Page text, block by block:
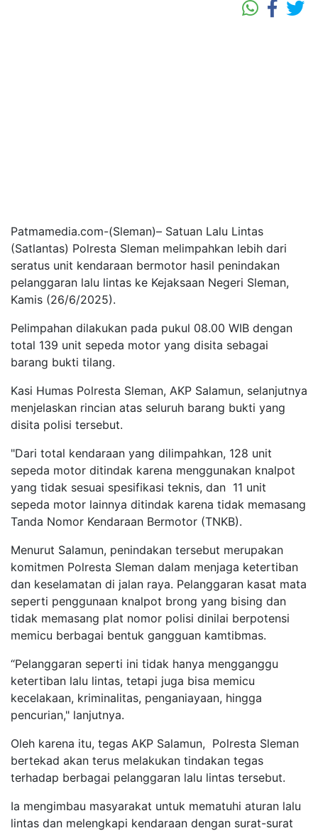
Patmamedia.com-(Sleman)– Satuan Lalu Lintas
(Satlantas) Polresta Sleman melimpahkan lebih dari
seratus unit kendaraan bermotor hasil penindakan
pelanggaran lalu lintas ke Kejaksaan Negeri Sleman,
Kamis (26/6/2025).
Pelimpahan dilakukan pada pukul 08.00 WIB dengan
total 139 unit sepeda motor yang disita sebagai
barang bukti tilang.
Kasi Humas Polresta Sleman, AKP Salamun, selanjutnya
menjelaskan rincian atas seluruh barang bukti yang
disita polisi tersebut.
"Dari total kendaraan yang dilimpahkan, 128 unit
sepeda motor ditindak karena menggunakan knalpot
yang tidak sesuai spesifikasi teknis, dan 11 unit
sepeda motor lainnya ditindak karena tidak memasang
Tanda Nomor Kendaraan Bermotor (TNKB).
Menurut Salamun, penindakan tersebut merupakan
komitmen Polresta Sleman dalam menjaga ketertiban
dan keselamatan di jalan raya. Pelanggaran kasat mata
seperti penggunaan knalpot brong yang bising dan
tidak memasang plat nomor polisi dinilai berpotensi
memicu berbagai bentuk gangguan kamtibmas.
“Pelanggaran seperti ini tidak hanya mengganggu
ketertiban lalu lintas, tetapi juga bisa memicu
kecelakaan, kriminalitas, penganiayaan, hingga
pencurian," lanjutnya.
Oleh karena itu, tegas AKP Salamun, Polresta Sleman
bertekad akan terus melakukan tindakan tegas
terhadap berbagai pelanggaran lalu lintas tersebut.
Ia mengimbau masyarakat untuk mematuhi aturan lalu
lintas dan melengkapi kendaraan dengan surat-surat